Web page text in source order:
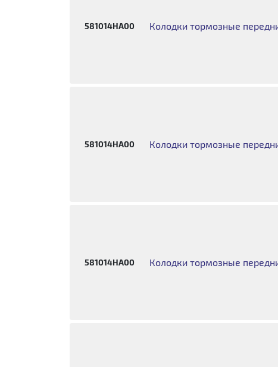
581014HA00 Колодки тормозные
581014HA00 Колодки тормозные
581014HA00 Колодки тормозные